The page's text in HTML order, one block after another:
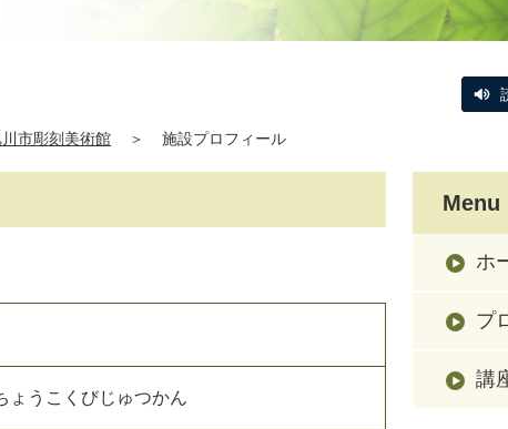
市彫刻美術館 ＞ 施設プロフィール
ょうこくびじゅつかん
Menu
ホ
プ
講